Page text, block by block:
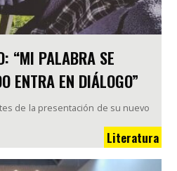
“MI PALABRA SE
ENTRA EN DIÁLOGO”
de la presentación de su nuevo
Literatura